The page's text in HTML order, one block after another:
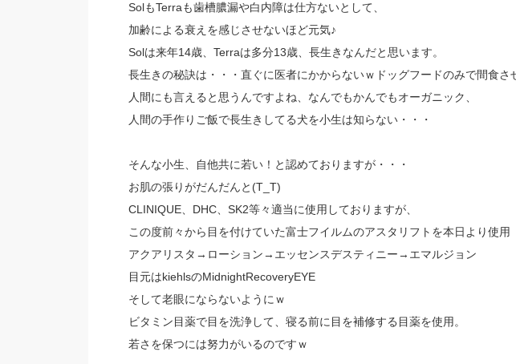
SolもTerraも歯槽膿漏や白内障は仕方ないとして、
加齢による衰えを感じさせないほど元気♪
Solは来年14歳、Terraは多分13歳、長生きなんだと思います。
長生きの秘訣は・・・直ぐに医者にかからないｗドッグフードのみで間食さ
人間にも言えると思うんですよね、なんでもかんでもオーガニック、
人間の手作りご飯で長生きしてる犬を小生は知らない・・・
そんな小生、自他共に若い！と認めておりますが・・・
お肌の張りがだんだんと(T_T)
CLINIQUE、DHC、SK2等々適当に使用しておりますが、
この度前々から目を付けていた富士フイルムのアスタリフトを本日より使用
アクアリスタ→ローション→エッセンスデスティニー→エマルジョン
目元はkiehlsのMidnightRecoveryEYE
そして老眼にならないようにｗ
ビタミン目薬で目を洗浄して、寝る前に目を補修する目薬を使用。
若さを保つには努力がいるのですｗ